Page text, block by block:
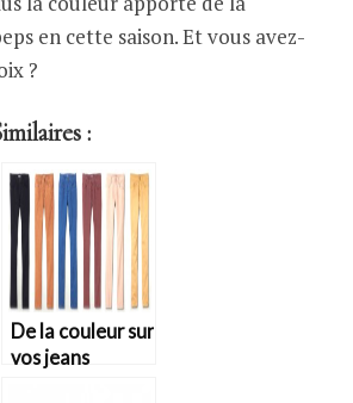
en cette saison. Et vous avez-
?
:
De la couleur sur
vos jeans